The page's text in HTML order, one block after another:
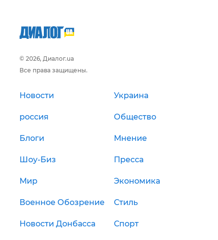
© 2026, Диалог.ua
Все права защищены.
Новости Украина
россия Общество
Блоги Мнение
Шоу-Биз Пресса
Мир Экономика
Военное Обозрение Стиль
Новости Донбасса Спорт